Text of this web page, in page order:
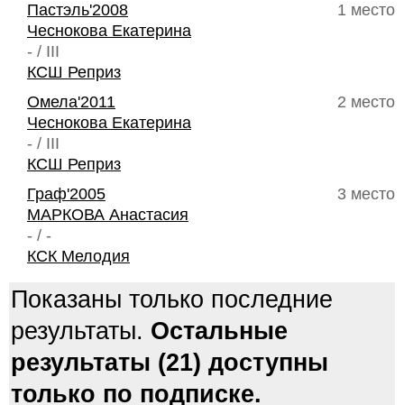
1 место
Пастэль'2008
Чеснокова Екатерина
- / III
КСШ Реприз
2 место
Омела'2011
Чеснокова Екатерина
- / III
КСШ Реприз
3 место
Граф'2005
МАРКОВА Анастасия
- / -
КСК Мелодия
Показаны только последние
результаты. Остальные
результаты (21) доступны
только по подписке.